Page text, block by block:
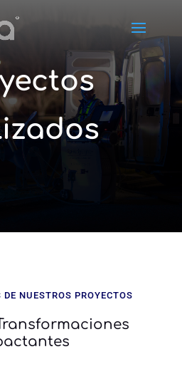
NUESTROS PROYECTOS